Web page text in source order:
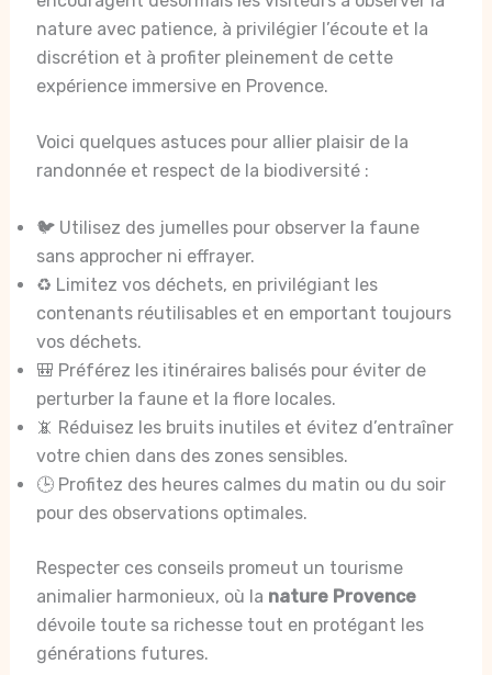
nature avec patience, à privilégier l’écoute et la
discrétion et à profiter pleinement de cette
expérience immersive en Provence.
Voici quelques astuces pour allier plaisir de la
randonnée et respect de la biodiversité :
🐦 Utilisez des jumelles pour observer la faune
sans approcher ni effrayer.
♻️ Limitez vos déchets, en privilégiant les
contenants réutilisables et en emportant toujours
vos déchets.
🎒 Préférez les itinéraires balisés pour éviter de
perturber la faune et la flore locales.
📵 Réduisez les bruits inutiles et évitez d’entraîner
votre chien dans des zones sensibles.
🕒 Profitez des heures calmes du matin ou du soir
pour des observations optimales.
Respecter ces conseils promeut un tourisme
animalier harmonieux, où la nature Provence
dévoile toute sa richesse tout en protégant les
générations futures.